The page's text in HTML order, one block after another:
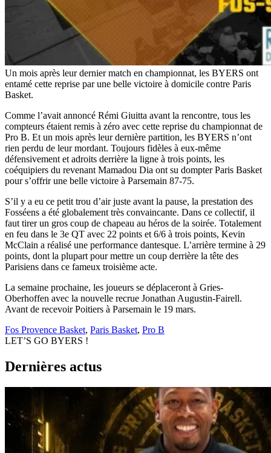
Un mois après leur dernier match en championnat, les BYERS ont
entamé cette reprise par une belle victoire à domicile contre Paris
Basket.
Comme l’avait annoncé Rémi Giuitta avant la rencontre, tous les
compteurs étaient remis à zéro avec cette reprise du championnat de
Pro B. Et un mois après leur dernière partition, les BYERS n’ont
rien perdu de leur mordant. Toujours fidèles à eux-même
défensivement et adroits derrière la ligne à trois points, les
coéquipiers du revenant Mamadou Dia ont su dompter Paris Basket
pour s’offrir une belle victoire à Parsemain 87-75.
S’il y a eu ce petit trou d’air juste avant la pause, la prestation des
Fosséens a été globalement très convaincante. Dans ce collectif, il
faut tirer un gros coup de chapeau au héros de la soirée. Totalement
en feu dans le 3e QT avec 22 points et 6/6 à trois points, Kevin
McClain a réalisé une performance dantesque. L’arrière termine à 29
points, dont la plupart pour mettre un coup derrière la tête des
Parisiens dans ce fameux troisième acte.
La semaine prochaine, les joueurs se déplaceront à Gries-
Oberhoffen avec la nouvelle recrue Jonathan Augustin-Fairell.
Avant de recevoir Poitiers à Parsemain le 19 mars.
Fos Provence Basket, Paris Basket, Pro B
LET’S GO BYERS !
Dernières actus